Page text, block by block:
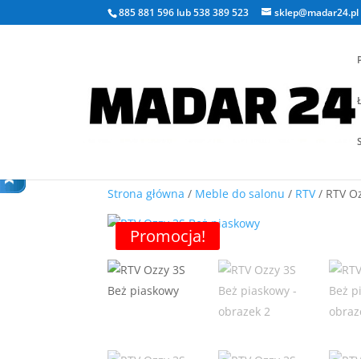
885 881 596 lub538 389 523 sklep@madar24.pl
Strona główna / Meble do salonu / RTV/ RTV
Promocja!